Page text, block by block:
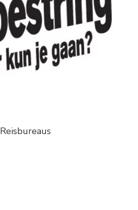
Reisbureaus